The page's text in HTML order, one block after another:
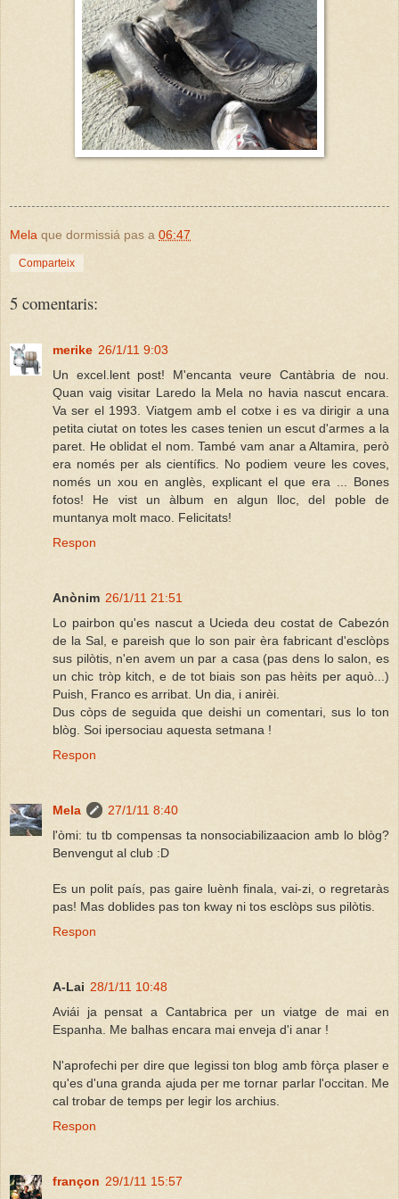
Mela que dormissiá pas a 06:47
Comparteix
5 comentaris:
merike 26/1/11 9:03
Un excel.lent post! M'encanta veure Cantàbria de nou.
Quan vaig visitar Laredo la Mela no havia nascut encara.
Va ser el 1993. Viatgem amb el cotxe i es va dirigir a una
petita ciutat on totes les cases tenien un escut d'armes a la
paret. He oblidat el nom. També vam anar a Altamira, però
era només per als científics. No podiem veure les coves,
només un xou en anglès, explicant el que era ... Bones
fotos! He vist un àlbum en algun lloc, del poble de
muntanya molt maco. Felicitats!
Respon
Anònim 26/1/11 21:51
Lo pairbon qu'es nascut a Ucieda deu costat de Cabezón
de la Sal, e pareish que lo son pair èra fabricant d'esclòps
sus pilòtis, n'en avem un par a casa (pas dens lo salon, es
un chic tròp kitch, e de tot biais son pas hèits per aquò...)
Puish, Franco es arribat. Un dia, i anirèi.
Dus còps de seguida que deishi un comentari, sus lo ton
blòg. Soi ipersociau aquesta setmana !
Respon
Mela
27/1/11 8:40
l'òmi: tu tb compensas ta nonsociabilizaacion amb lo blòg?
Benvengut al club :D
Es un polit país, pas gaire luènh finala, vai-zi, o regretaràs
pas! Mas doblides pas ton kway ni tos esclòps sus pilòtis.
Respon
A-Lai 28/1/11 10:48
Aviái ja pensat a Cantabrica per un viatge de mai en
Espanha. Me balhas encara mai enveja d'i anar !
N'aprofechi per dire que legissi ton blog amb fòrça plaser e
qu'es d'una granda ajuda per me tornar parlar l'occitan. Me
cal trobar de temps per legir los archius.
Respon
françon 29/1/11 15:57